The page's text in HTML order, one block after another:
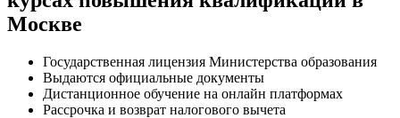
Москве
Государственная лицензия Министерства образования
Выдаются официальные документы
Дистанционное обучение на онлайн платформах
Рассрочка и возврат налогового вычета